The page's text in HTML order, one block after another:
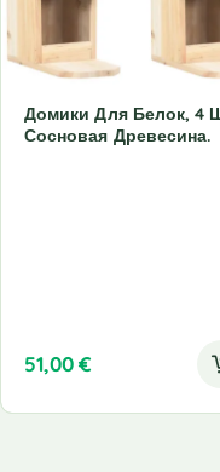
Домики Для Белок, 4
Сосновая Древесина.
51,00€